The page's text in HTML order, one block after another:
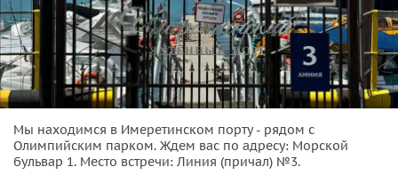
Мы находимся в Имеретинском порту - рядом с
Олимпийским парком. Ждем вас по адресу: Морской
бульвар 1. Место встречи: Линия (причал) №3.